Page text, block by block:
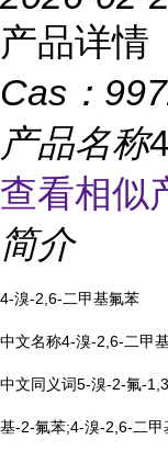
产品详情
Cas：
产品名称
查看相似
简介
4-溴-2,6-二甲基氟苯
中文名称4-溴-2,6-二甲
中文同义词5-溴-2-氟-
基-2-氟苯;4-溴-2,6-二